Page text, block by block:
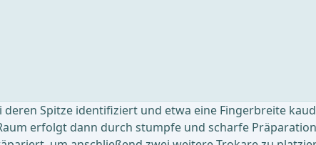
Spitze identifiziert und etwa eine Fingerbreite
erfolgt dann durch stumpfe und scharfe